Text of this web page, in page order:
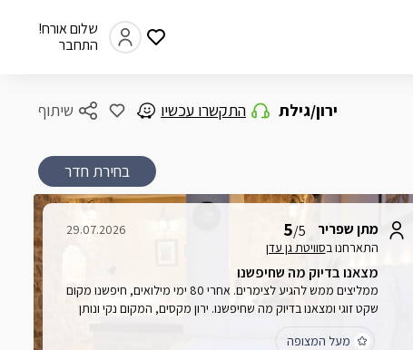
שלום אורח!
התחבר
שיתוף ירון/גילת התקשרו עכשיו
בחירת חדר
מתן שפריר 5/5
התארחנו בסוויטת גן עדן
29.07.2026
מצאנו בדיוק מה שחיפשנו
ממליצים ממש להגיע לצימרים. אחרי 80 ימי מילואים, חיפשנו מקום
שקט זוגי ומצאנו בדיוק מה שחיפשנו. ירון מקסים, המקום נקי ונותן
תחושה של חופשה מהרגע הראשון, מעוצב מהמם ומושקע
מעל המצופה